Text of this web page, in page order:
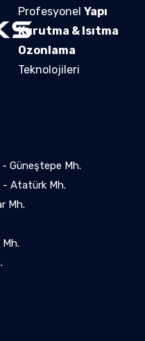
Profesyonel Yapı
Kurutma & Isıtma
Ozonlama
Teknolojileri
Güneştepe Mh.
Atatürk Mh.
Mh.